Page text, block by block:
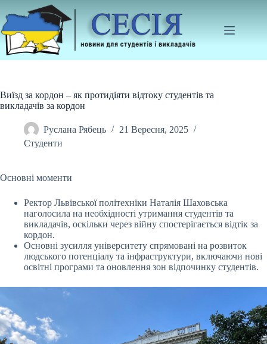
до
вмісту
Виїзд за кордон – як протидіяти відтоку студентів та
викладачів за кордон
Руслана Рябець
21 Вересня, 2025
Студенти
Основні моменти
Ректор Львівської політехніки Наталія Шаховська
наголосила на необхідності утримання студентів та
викладачів, оскільки через війну спостерігається відтік за
кордон.
Основні зусилля університету спрямовані на розвиток
людського потенціалу та інфраструктури, включаючи нові
освітні програми та оновлення зон відпочинку студентів.